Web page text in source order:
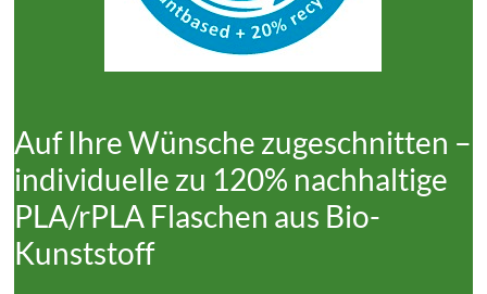
Auf Ihre Wünsche zugeschnitten –
individuelle zu 120% nachhaltige
PLA/rPLA Flaschen aus Bio-
Kunststoff